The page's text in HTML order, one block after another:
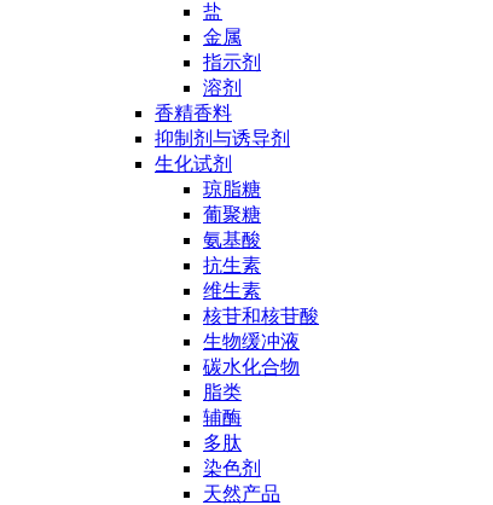
盐
金属
指示剂
溶剂
香精香料
抑制剂与诱导剂
生化试剂
琼脂糖
葡聚糖
氨基酸
抗生素
维生素
核苷和核苷酸
生物缓冲液
碳水化合物
脂类
辅酶
多肽
染色剂
天然产品